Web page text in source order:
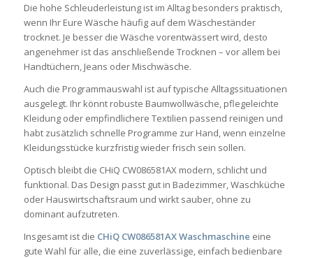
Die hohe Schleuderleistung ist im Alltag besonders praktisch,
wenn Ihr Eure Wäsche häufig auf dem Wäscheständer
trocknet. Je besser die Wäsche vorentwässert wird, desto
angenehmer ist das anschließende Trocknen – vor allem bei
Handtüchern, Jeans oder Mischwäsche.
Auch die Programmauswahl ist auf typische Alltagssituationen
ausgelegt. Ihr könnt robuste Baumwollwäsche, pflegeleichte
Kleidung oder empfindlichere Textilien passend reinigen und
habt zusätzlich schnelle Programme zur Hand, wenn einzelne
Kleidungsstücke kurzfristig wieder frisch sein sollen.
Optisch bleibt die CHiQ CW086581AX modern, schlicht und
funktional. Das Design passt gut in Badezimmer, Waschküche
oder Hauswirtschaftsraum und wirkt sauber, ohne zu
dominant aufzutreten.
Insgesamt ist die CHiQ CW086581AX Waschmaschine eine
gute Wahl für alle, die eine zuverlässige, einfach bedienbare